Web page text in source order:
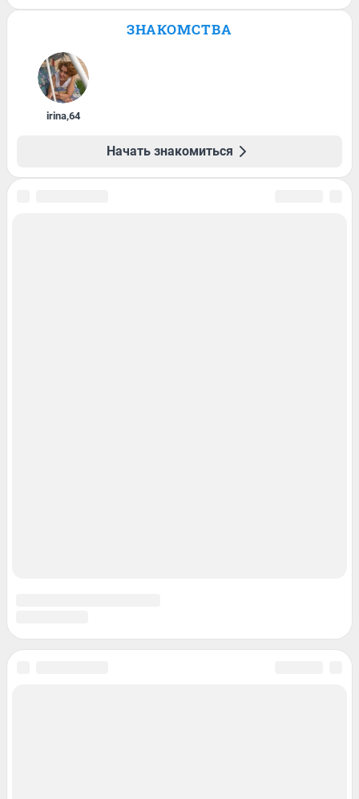
ЗНАКОМСТВА
irina,64
Начать знакомиться